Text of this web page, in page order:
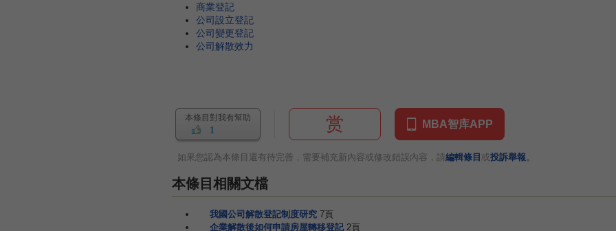
商業登記
公司設立登記
公司變更登記
公司解散效力
本條目對我有幫助
1 赏 MBA智库APP
如果您認為本條目還有待完善，需要補充新內容或修改錯誤內容，請編輯條目 或投訴舉報 。
本條目相關文檔
我國公司解散登記制度研究 7頁
企業解散後如何申請房屋轉移登記 2頁